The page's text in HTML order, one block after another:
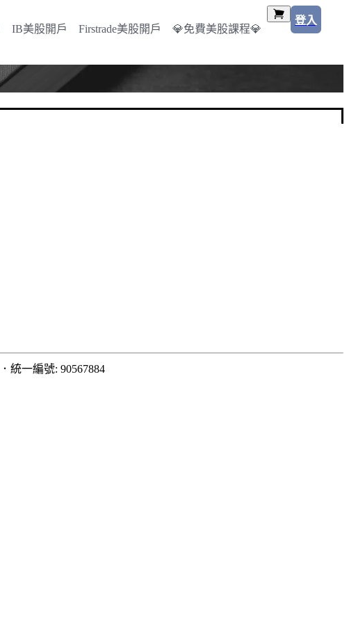
IB美股開戶 Firstrade美股開戶 💎免費美股課程💎
登入
． 統一編號: 90567884